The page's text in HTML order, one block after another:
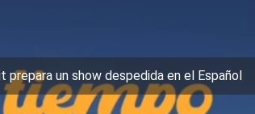
prepara un show despedida en el Español